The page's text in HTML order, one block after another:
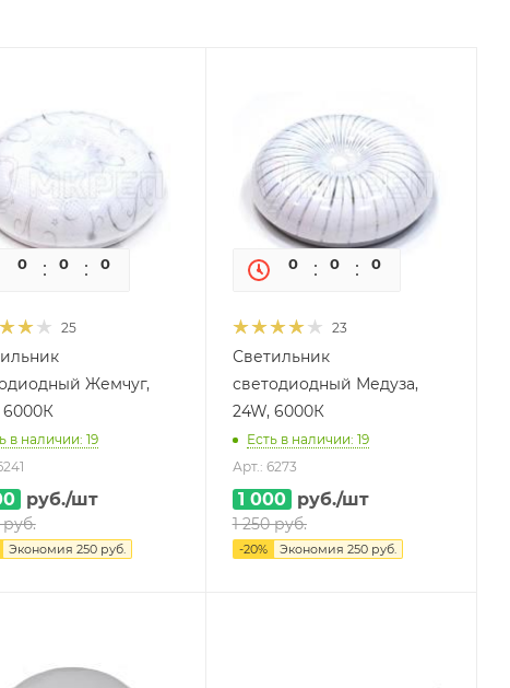
0 0 0
25
Жемчуг,
6000К
в наличии: 19
руб./шт
Экономия 250руб.
0 0 0
23
Светильник
светодиодный Медуза,
24W, 6000К
Есть в наличии: 19
Арт.: 6273
1 000 руб./шт
1 250руб.
-20% Экономия 250руб.